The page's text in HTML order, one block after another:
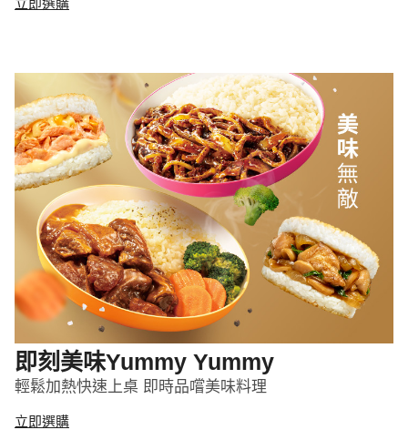
即刻美味Yummy Yummy
輕鬆加熱快速上桌 即時品嚐美味料理
立即選購